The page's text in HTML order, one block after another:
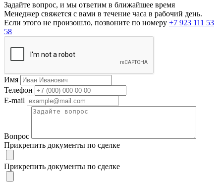
Задайте вопрос, и мы ответим в ближайшее время
Менеджер свяжется с вами в течение часа в рабочий день.
Если этого не произошло, позвоните по номеру +7 923 111 53
58
Имя
Телефон
E-mail
Вопрос
Прикрепить документы по сделке
Прикрепить документы по сделке